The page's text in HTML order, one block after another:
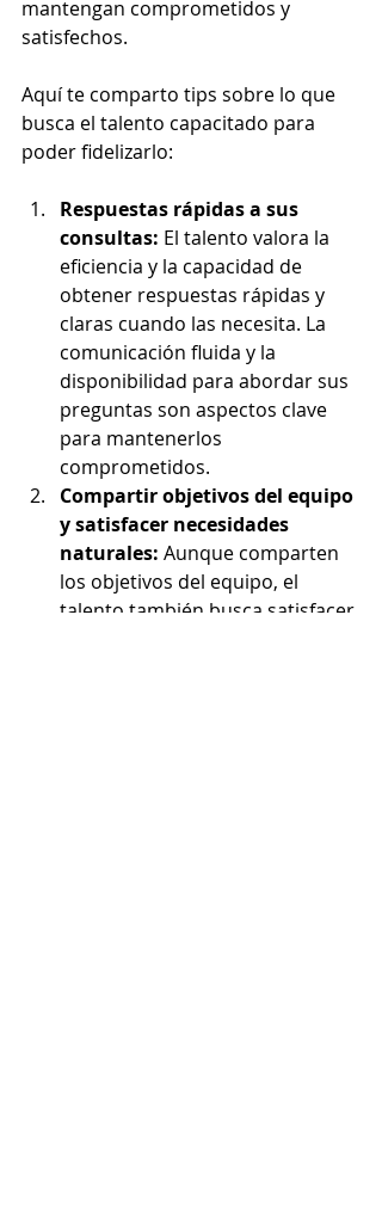
mantengan comprometidos y
satisfechos.
Aquí te comparto tips sobre lo que
busca el talento capacitado para
poder fidelizarlo:
Respuestas rápidas a sus
consultas: El talento valora la
eficiencia y la capacidad de
obtener respuestas rápidas y
claras cuando las necesita. La
comunicación fluida y la
disponibilidad para abordar sus
preguntas son aspectos clave
para mantenerlos
comprometidos.
Compartir objetivos del equipo
y satisfacer necesidades
naturales: Aunque comparten
los objetivos del equipo, el
talento también busca satisfacer